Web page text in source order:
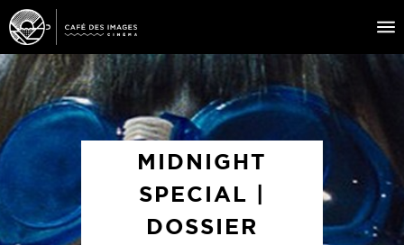
À L’AFFICHE
ÉVÉNEMENTS
ÉDUCATION AUX IMAGES
MIDNIGHT
SPECIAL |
DOSSIER